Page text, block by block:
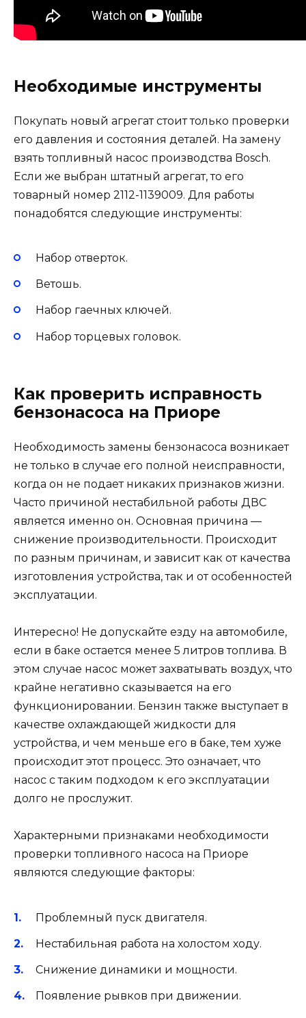
Необходимые инструменты
Покупать новый агрегат стоит только проверки
его давления и состояния деталей. На замену
взять топливный насос производства Bosch.
Если же выбран штатный агрегат, то его
товарный номер 2112-1139009. Для работы
понадобятся следующие инструменты:
Набор отверток.
Ветошь.
Набор гаечных ключей.
Набор торцевых головок.
Как проверить исправность
бензонасоса на Приоре
Необходимость замены бензонасоса возникает
не только в случае его полной неисправности,
когда он не подает никаких признаков жизни.
Часто причиной нестабильной работы ДВС
является именно он. Основная причина —
снижение производительности. Происходит
по разным причинам, и зависит как от качества
изготовления устройства, так и от особенностей
эксплуатации.
Интересно! Не допускайте езду на автомобиле,
если в баке остается менее 5 литров топлива. В
этом случае насос может захватывать воздух, что
крайне негативно сказывается на его
функционировании. Бензин также выступает в
качестве охлаждающей жидкости для
устройства, и чем меньше его в баке, тем хуже
происходит этот процесс. Это означает, что
насос с таким подходом к его эксплуатации
долго не прослужит.
Характерными признаками необходимости
проверки топливного насоса на Приоре
являются следующие факторы:
Проблемный пуск двигателя.
Нестабильная работа на холостом ходу.
Снижение динамики и мощности.
Появление рывков при движении.